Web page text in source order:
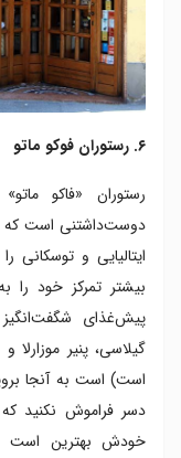
۶. رستوران فوکو ماتو
دوست‌داشتنی است که
ایتالیایی و
بیشتر تمرکز خود
پیش‌غذای شگفت‌انگیز
گیلاسی، پنیر موزارلا
است) است به آنجا
دسر فراموش نکنید
خودش بهترین است